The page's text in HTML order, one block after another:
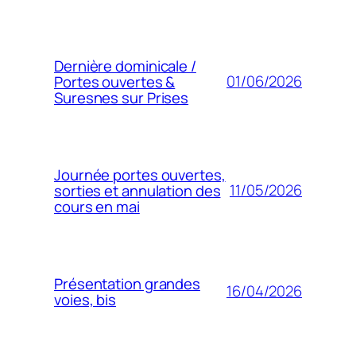
Dernière dominicale /
Portes ouvertes &
Suresnes sur Prises
01/06/2026
Journée portes ouvertes,
sorties et annulation des
cours en mai
11/05/2026
Présentation grandes
voies, bis 16/04/2026